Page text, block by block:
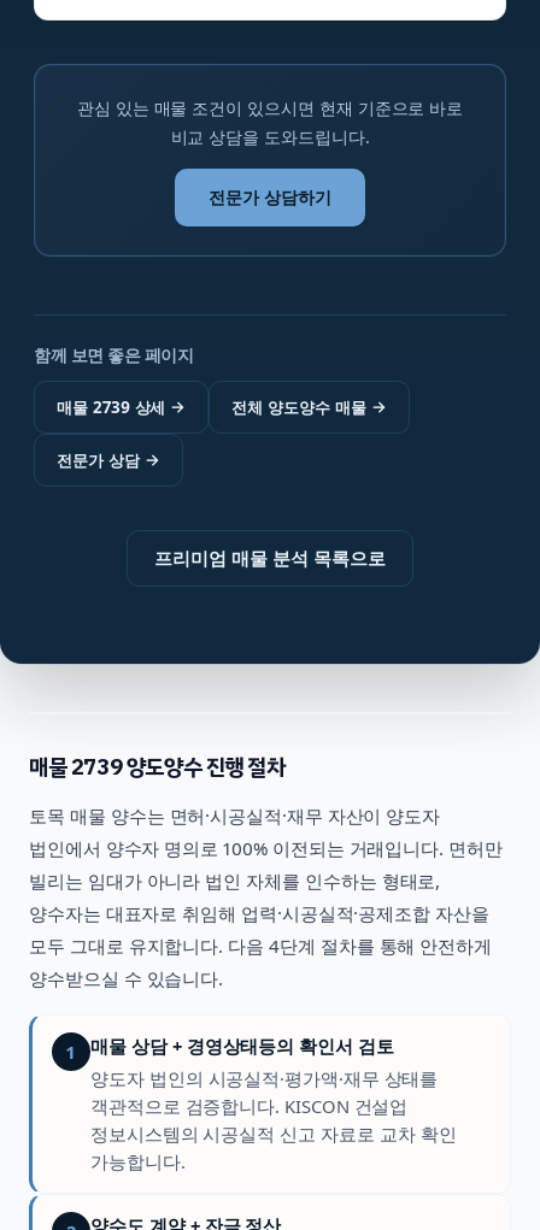
관심 있는 매물 조건이 있으시면 현재 기준으로 바로
비교 상담을 도와드립니다.
전문가 상담하기
함께 보면 좋은 페이지
매물 2739 상세 → 전체 양도양수 매물→
전문가 상담→
프리미엄 매물 분석 목록으로
매물2739양도양수 진행 절차
토목 매물 양수는 면허·시공실적·재무 자산이 양도자
법인에서 양수자 명의로 100% 이전되는 거래입니다. 면허만
빌리는 임대가 아니라 법인 자체를 인수하는 형태로,
양수자는 대표자로 취임해 업력·시공실적·공제조합 자산을
모두 그대로 유지합니다. 다음 4단계 절차를 통해 안전하게
양수받으실 수 있습니다.
1
매물 상담 + 경영상태등의 확인서 검토
양도자 법인의 시공실적·평가액·재무 상태를
객관적으로 검증합니다. KISCON 건설업
정보시스템의 시공실적 신고 자료로 교차 확인
가능합니다.
양수도 계약 + 잔금 정산